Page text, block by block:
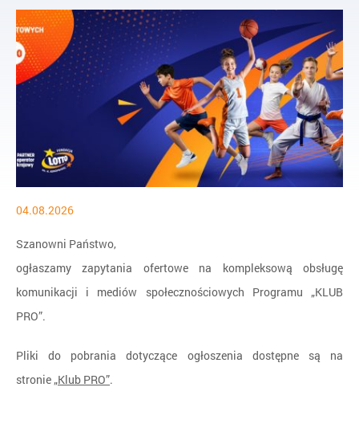
04.08.2026
Szanowni Państwo,
ogłaszamy zapytania ofertowe na kompleksową obsługę
komunikacji i mediów społecznościowych Programu „KLUB
PRO”.
Pliki do pobrania dotyczące ogłoszenia dostępne są na
stronie „Klub PRO”.